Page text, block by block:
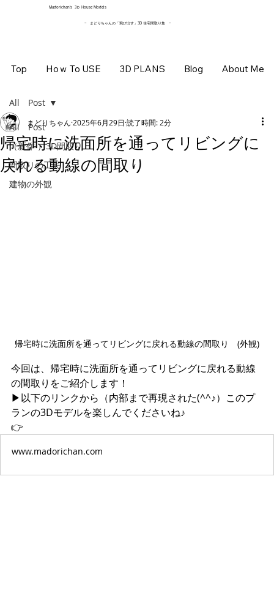
​Madorichan’s 3Ｄ House Models
Top Hoｗ To USE 3D PLANS Blog About Me
~ まどりちゃんの「飛び出す」3D 住宅間取り集 ~
All Post
（新作 ）3D間取り
間取りの工夫
建物の外観
All Post
帰宅時に洗面所を通ってリビングに
戻れる動線の間取り
まどりちゃん 2025年6月29日 読了時間: 2分
帰宅時に洗面所を通ってリビングに戻れる動線の間取り　(外観)
今回は、帰宅時に洗面所を通ってリビングに戻れる動線
の間取りをご紹介します！
▶︎以下のリンクから（内部まで再現された(^^♪）このプ
ランの3Dモデルを楽しんでくださいね♪
👉
www.madorichan.com